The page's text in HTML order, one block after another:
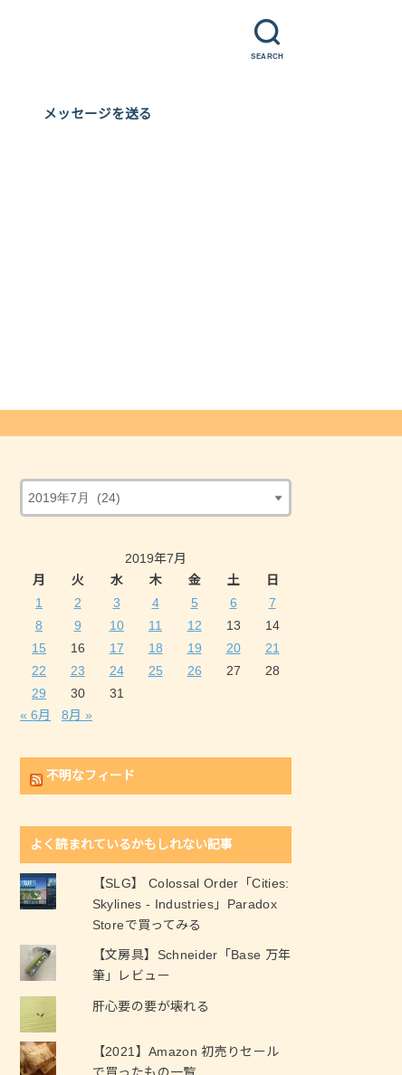
SEARCH
メッセージを送る
2019年7月
月
火 水 木 金 土
日
1
2 3 4 5 6
7
8
9 10 11 12 13
14
15
16 17 18 19 20
21
22
23 24 25 26 27
28
29
30
31
« 6月
8月 »
不明なフィード
よく読まれているかもしれない記事
【SLG】 Colossal Order「Cities:
Skylines - Industries」Paradox
Storeで買ってみる
【文房具】Schneider「Base 万年
筆」レビュー
肝心要の要が壊れる
【2021】Amazon 初売りセール